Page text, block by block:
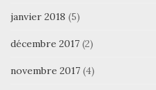
janvier 2018 (5)
décembre 2017 (2)
novembre 2017 (4)